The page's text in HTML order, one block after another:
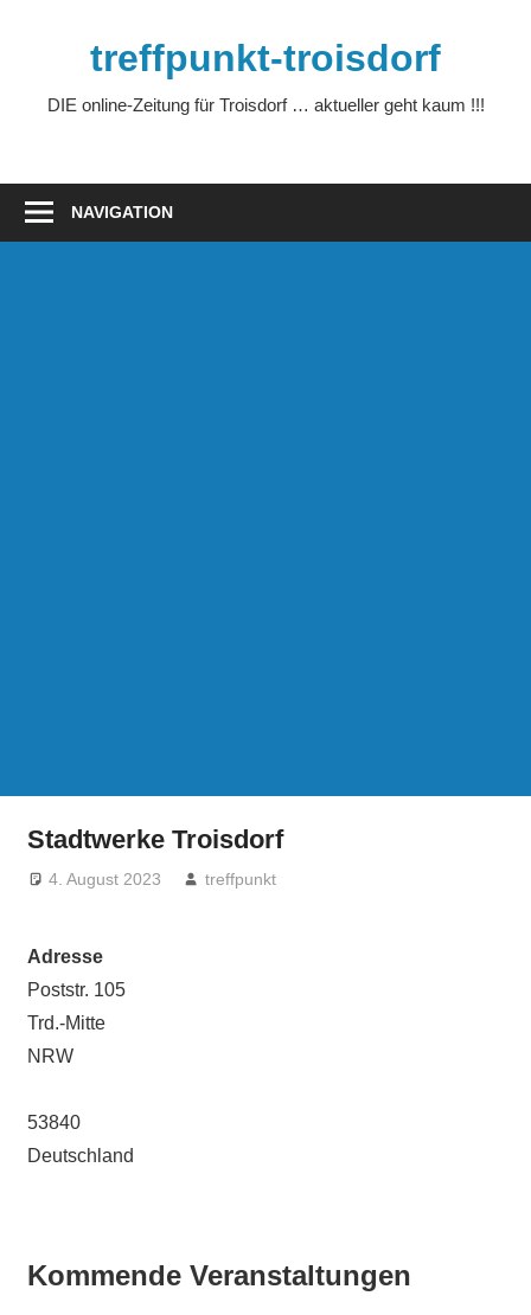
treffpunkt-troisdorf
DIE online-Zeitung für Troisdorf … aktueller geht kaum !!!
NAVIGATION
Stadtwerke Troisdorf
4. August 2023 treffpunkt
Adresse
Poststr. 105
Trd.-Mitte
NRW
53840
Deutschland
Kommende Veranstaltungen